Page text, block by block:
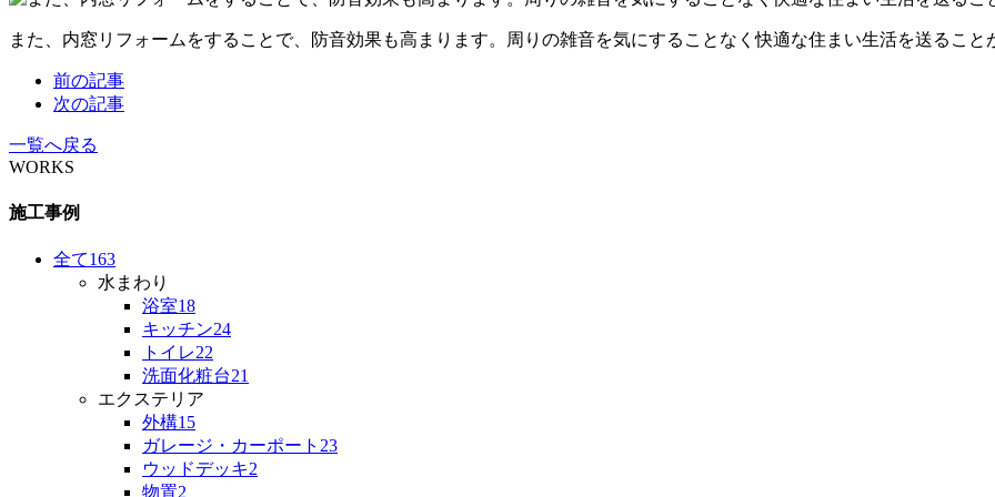
また、内窓リフォームをすることで、防音効果も高まります。周りの雑音を気にすることなく快適な住まい生活を送ること
前の記事
次の記事
一覧へ戻る
WORKS
施工事例
全て163
水まわり
浴室18
キッチン24
トイレ22
洗面化粧台21
エクステリア
外構15
ガレージ・カーポート 23
ウッドデッキ2
物置2